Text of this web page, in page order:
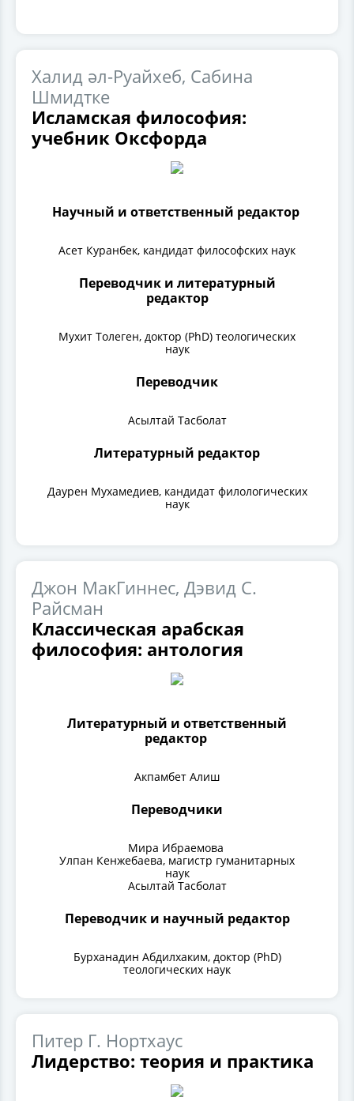
Халид әл-Руайхеб, Сабина
Шмидтке
Исламская философия:
учебник Оксфорда
Научный и ответственный редактор
Асет Куранбек, кандидат философских наук
Переводчик и литературный
редактор
Мухит Толеген, доктор (PhD) теологических
наук
Переводчик
Асылтай Тасболат
Литературный редактор
Даурен Мухамедиев, кандидат филологических
наук
Джон МакГиннес, Дэвид С.
Райсман
Классическая арабская
философия: антология
Литературный и ответственный
редактор
Акпамбет Алиш
Переводчики
Мира Ибраемова
Улпан Кенжебаева, магистр гуманитарных
наук
Асылтай Тасболат
Переводчик и научный редактор
Бурханадин Абдилхаким, доктор (PhD)
теологических наук
Питер Г. Нортхаус
Лидерство: теория и практика